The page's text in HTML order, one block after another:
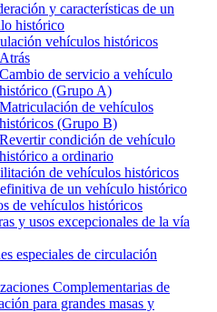
y características de un
histórico
vehículos históricos
Atrás
Cambio de servicio a vehículo
histórico (Grupo A)
Matriculación de vehículos
históricos (Grupo B)
Revertir condición de vehículo
histórico a ordinario
de vehículos históricos
de un vehículo histórico
de vehículos históricos
y usos excepcionales de la vía
especiales de circulación
Complementarias de
para grandes masas y